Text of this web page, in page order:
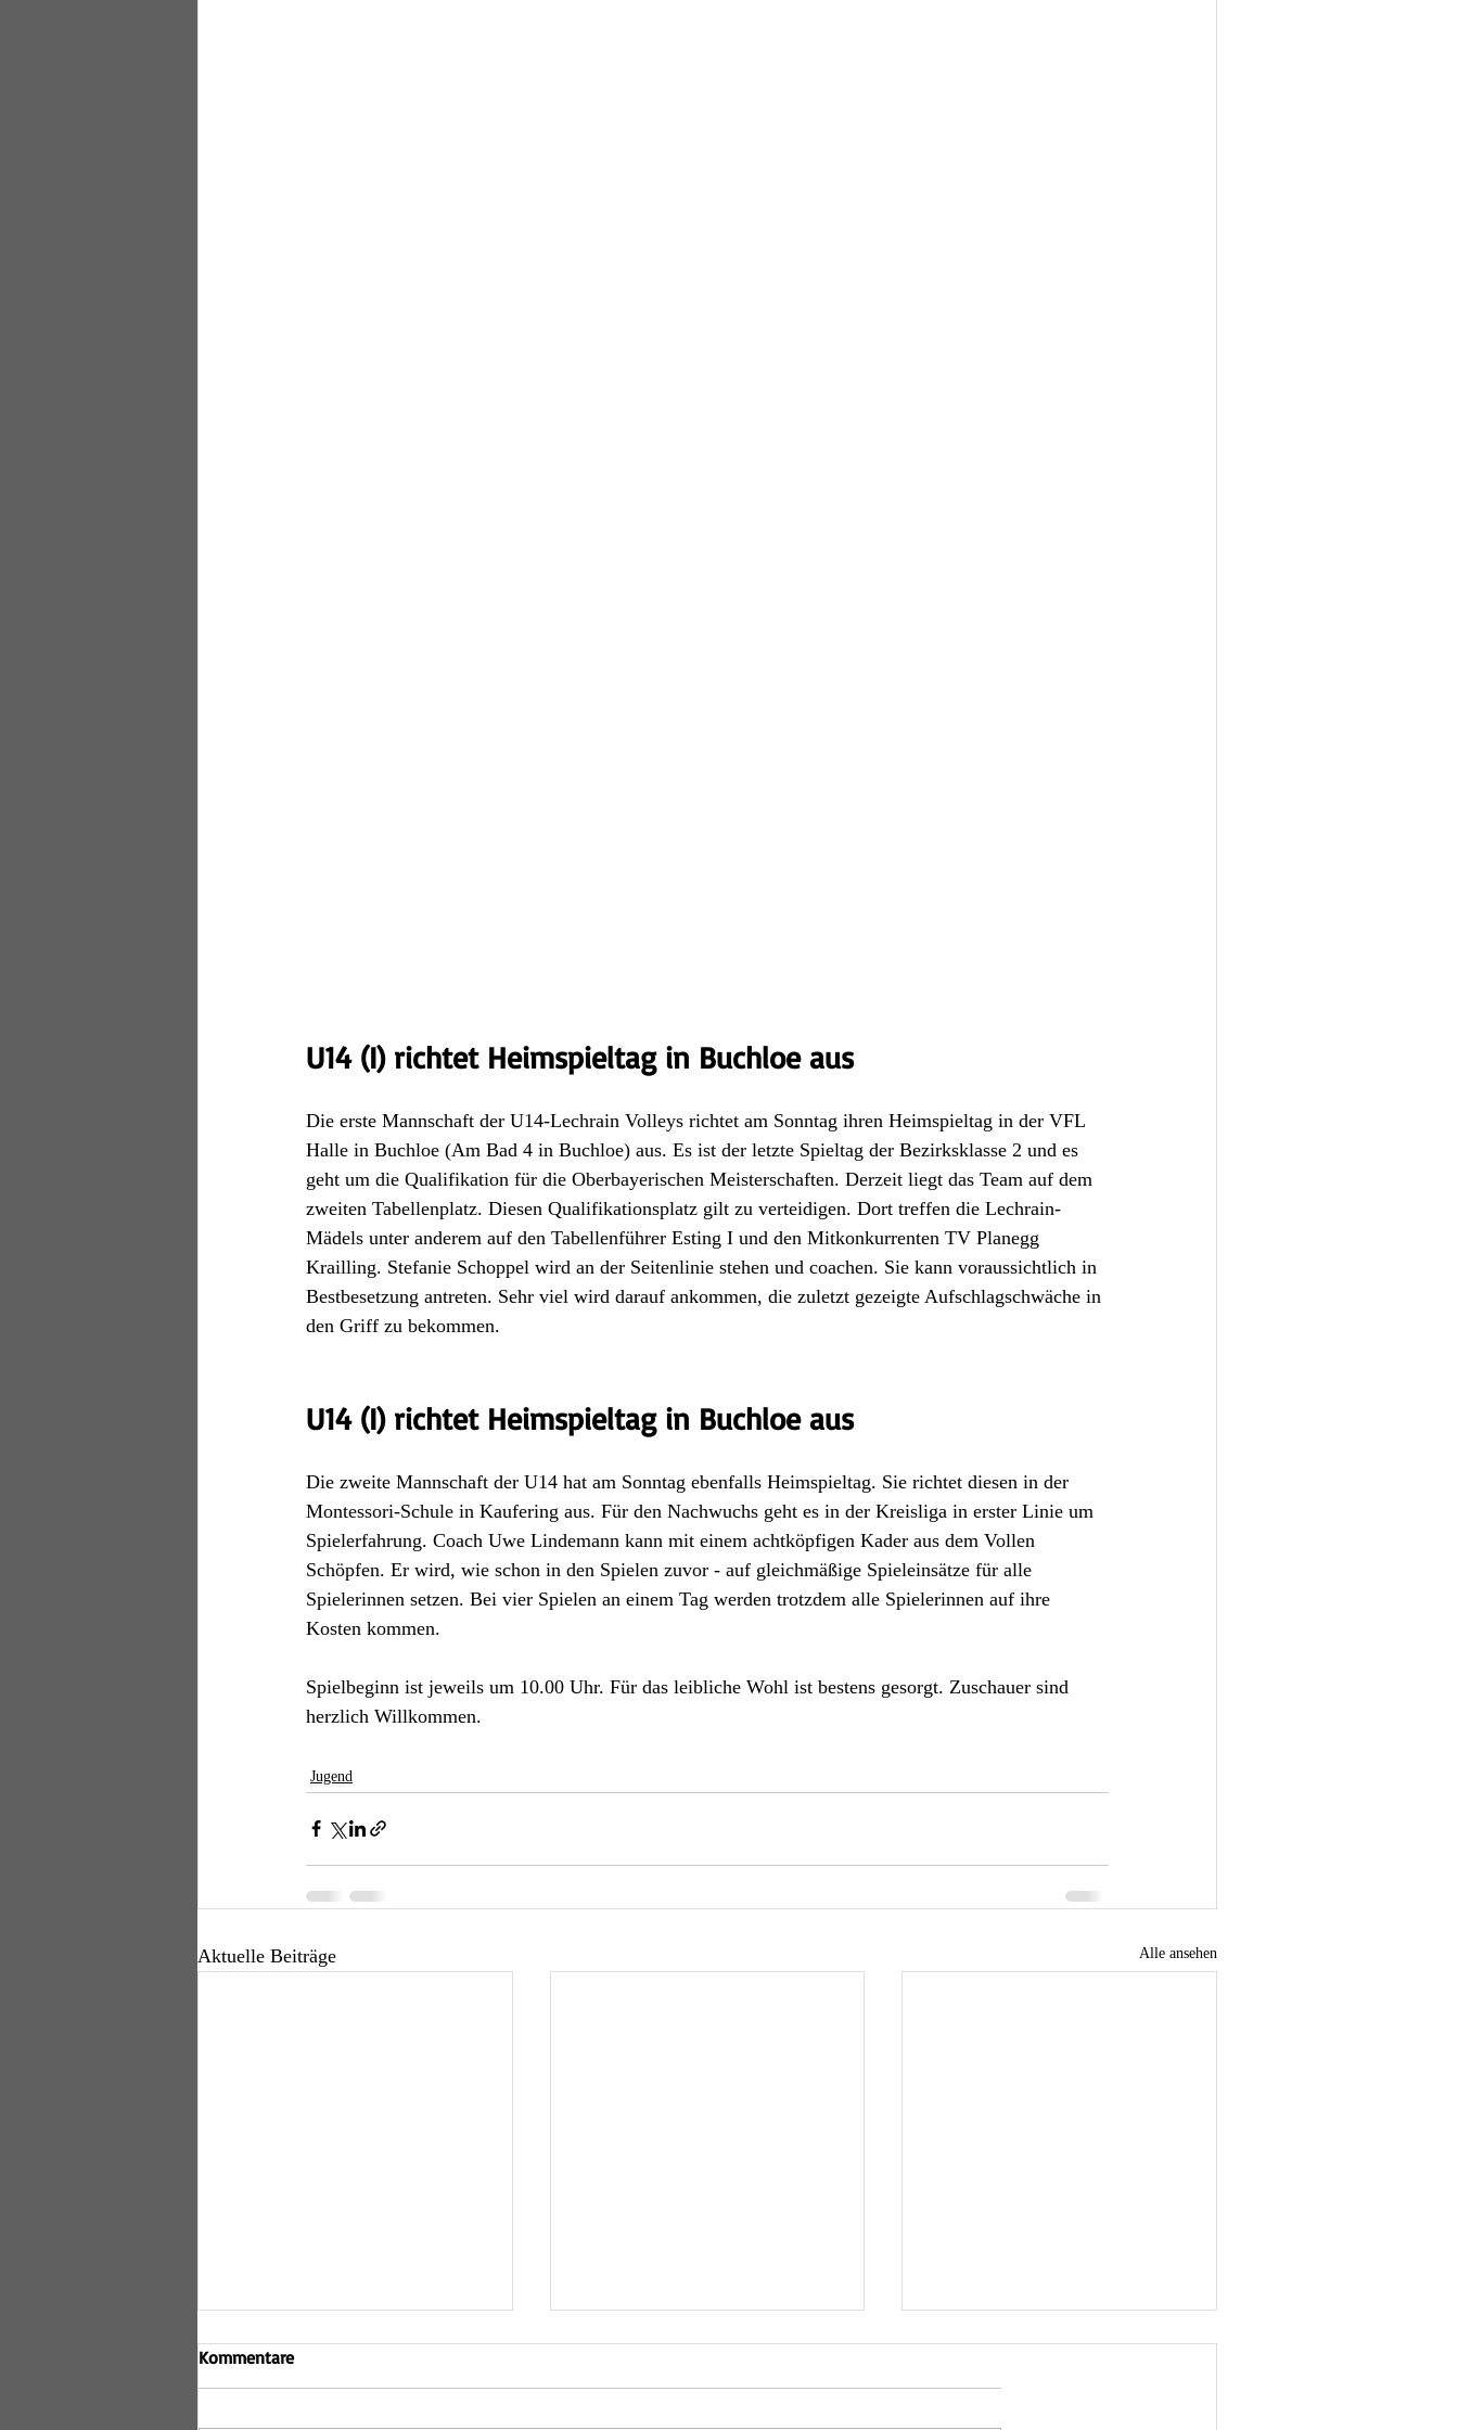
U14 (I) richtet Heimspieltag in Buchloe aus
Die erste Mannschaft der U14-Lechrain Volleys richtet am Sonntag ihren Heimspieltag in der VFL
Halle in Buchloe (Am Bad 4 in Buchloe) aus. Es ist der letzte Spieltag der Bezirksklasse 2 und es
geht um die Qualifikation für die Oberbayerischen Meisterschaften. Derzeit liegt das Team auf dem
zweiten Tabellenplatz. Diesen Qualifikationsplatz gilt zu verteidigen. Dort treffen die Lechrain-
Mädels unter anderem auf den Tabellenführer Esting I und den Mitkonkurrenten TV Planegg
Krailling. Stefanie Schoppel wird an der Seitenlinie stehen und coachen. Sie kann voraussichtlich in
Bestbesetzung antreten. Sehr viel wird darauf ankommen, die zuletzt gezeigte Aufschlagschwäche in
den Griff zu bekommen.
U14 (I) richtet Heimspieltag in Buchloe aus
Die zweite Mannschaft der U14 hat am Sonntag ebenfalls Heimspieltag. Sie richtet diesen in der
Montessori-Schule in Kaufering aus. Für den Nachwuchs geht es in der Kreisliga in erster Linie um
Spielerfahrung. Coach Uwe Lindemann kann mit einem achtköpfigen Kader aus dem Vollen
Schöpfen. Er wird, wie schon in den Spielen zuvor - auf gleichmäßige Spieleinsätze für alle
Spielerinnen setzen. Bei vier Spielen an einem Tag werden trotzdem alle Spielerinnen auf ihre
Kosten kommen.
Spielbeginn ist jeweils um 10.00 Uhr. Für das leibliche Wohl ist bestens gesorgt. Zuschauer sind
herzlich Willkommen.
Jugend
Aktuelle Beiträge Alle ansehen
Kommentare